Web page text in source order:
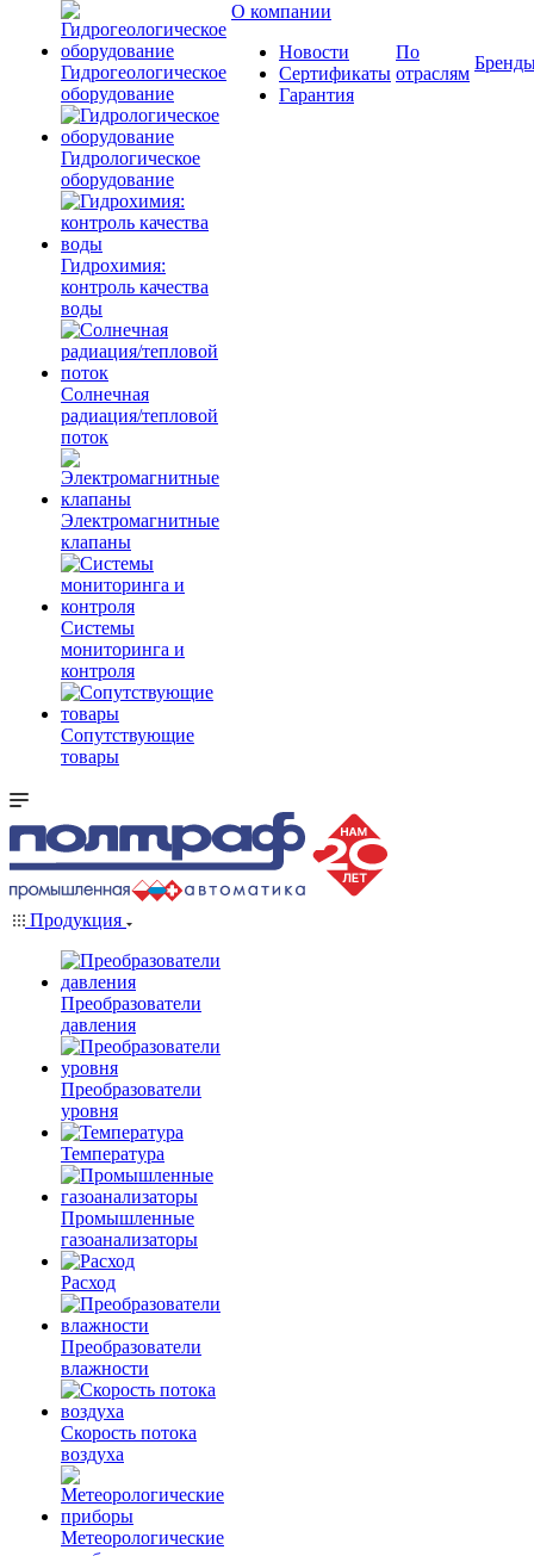
Гидрогеологическое
оборудование
Гидрологическое
оборудование
Гидрохимия:
контроль качества
воды
Солнечная
радиация/тепловой
поток
Электромагнитные
клапаны
Системы
мониторинга и
контроля
Сопутствующие
товары
О компании
Новости
Сертификаты
Гарантия
По
отраслям
Продукция
Преобразователи
давления
Преобразователи
уровня
Температура
Промышленные
газоанализаторы
Расход
Преобразователи
влажности
Скорость потока
воздуха
Метеорологические